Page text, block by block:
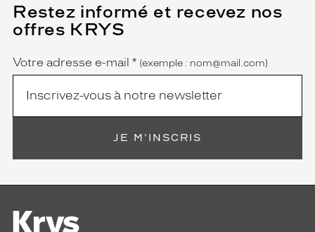
Restez informé et recevez nos
offres KRYS
Name
Votre adresse e-mail *
(Ce
champ
est
obligatoire)
(exemple : nom@mail.com)
JE M'INSCRIS